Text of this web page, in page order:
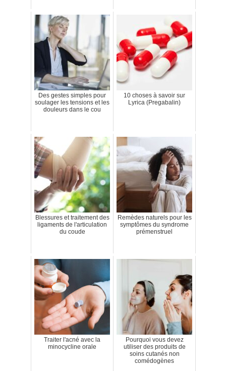
Des gestes simples pour
soulager les tensions et les
douleurs dans le cou
10 choses à savoir sur
Lyrica (Pregabalin)
Blessures et traitement des
ligaments de l'articulation
du coude
Remèdes naturels pour les
symptômes du syndrome
prémenstruel
Traiter l'acné avec la
minocycline orale
Pourquoi vous devez
utiliser des produits de
soins cutanés non
comédogènes